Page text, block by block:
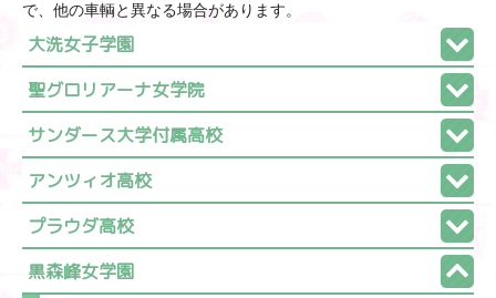
で、他の車輌と異なる場合があります。
大洗女子学園
聖グロリアーナ女学院
サンダース大学付属高校
アンツィオ高校
プラウダ高校
黒森峰女学園